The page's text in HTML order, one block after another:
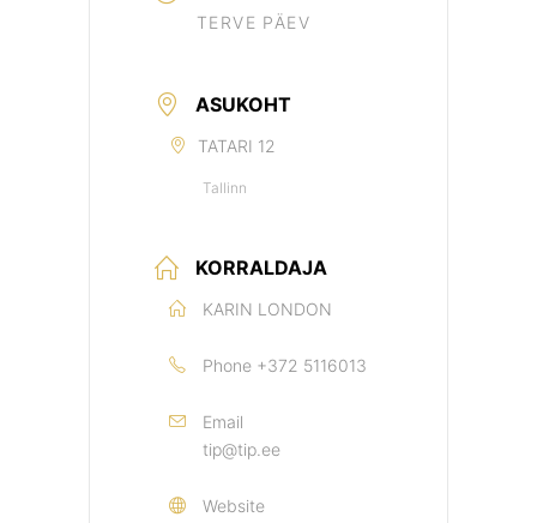
TERVE PÄEV
ASUKOHT
TATARI 12
Tallinn
KORRALDAJA
KARIN LONDON
Phone +372 5116013
Email
tip@tip.ee
Website